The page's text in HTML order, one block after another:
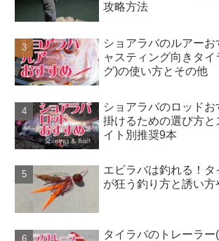
攻略方法
ショアラバのルアーお
ャスティング向きタイ
グ)の使い方とその他
ショアラバのロッド
掛けるための選び方と
イト別推奨9本
エビラバは釣れる！タ
が狂う釣り方と誘い
タイラバのトレーラー